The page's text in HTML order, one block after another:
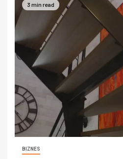
3 min read
BIZNES